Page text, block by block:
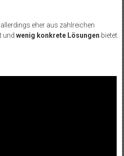
allerdings eher aus zahlreichen
und wenig konkrete Lösungen bietet.